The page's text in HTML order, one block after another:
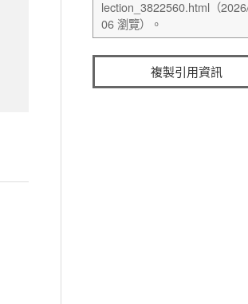
複製引用資訊